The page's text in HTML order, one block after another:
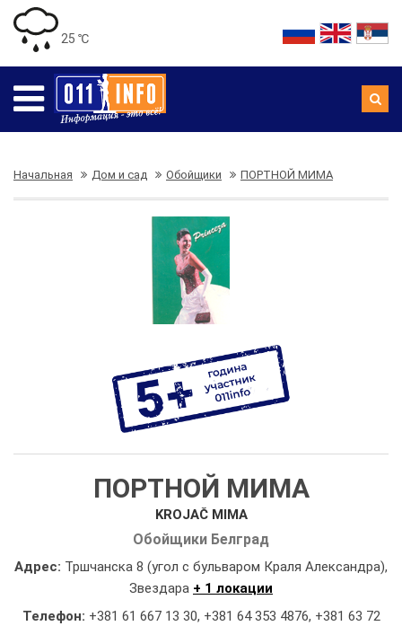
25 ℃
Начальная Дом и сад Обойщики ПОРТНОЙ МИМА
ПОРТНОЙ МИМА
KROJAČ MIMA
Обойщики Белград
Адрес: Тршчанска 8 (угол с бульваром Краля Александра),
Звездара + 1 локации
Телефон: +381 61 667 13 30, +381 64 353 4876, +381 63 72